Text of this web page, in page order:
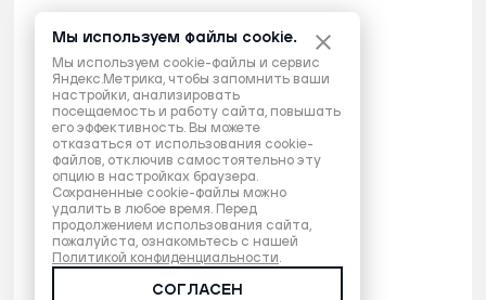
Мы используем файлы cookie.
Мы используем cookie-файлы и сервис
Яндекс.Метрика, чтобы запомнить ваши
настройки, анализировать
посещаемость и работу сайта, повышать
его эффективность. Вы можете
отказаться от использования cookie-
файлов, отключив самостоятельно эту
опцию в настройках браузера.
Сохраненные cookie-файлы можно
удалить в любое время. Перед
продолжением использования сайта,
пожалуйста, ознакомьтесь с нашей
Политикой конфиденциальности.
СОГЛАСЕН